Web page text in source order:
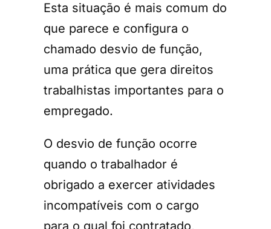
Esta situação é mais comum do
que parece e configura o
chamado desvio de função,
uma prática que gera direitos
trabalhistas importantes para o
empregado.
O desvio de função ocorre
quando o trabalhador é
obrigado a exercer atividades
incompatíveis com o cargo
para o qual foi contratado,